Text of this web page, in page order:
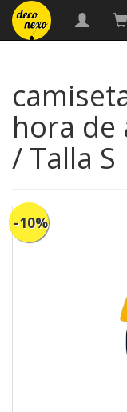
hora de
/ Talla S
-10%